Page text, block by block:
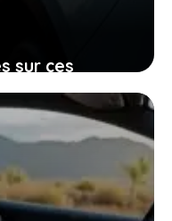
sur ces
le marché de